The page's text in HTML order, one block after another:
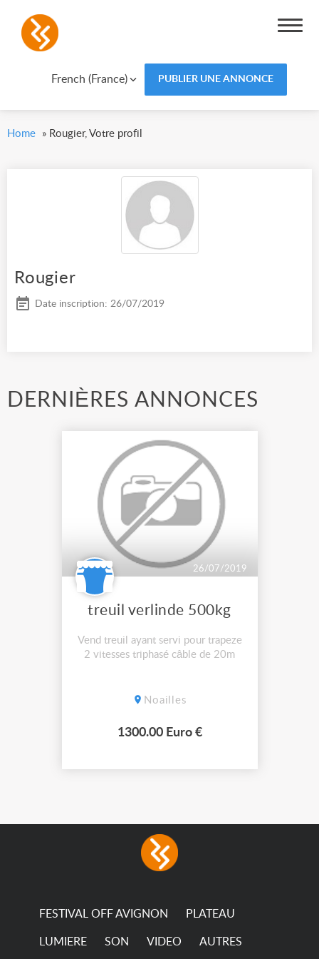
French (France) PUBLIER UNE ANNONCE
Home » Rougier, Votre profil
Rougier
Date inscription: 26/07/2019
DERNIÈRES ANNONCES
26/07/2019
treuil verlinde 500kg
Vend treuil ayant servi pour trapeze
2 vitesses triphasé câble de 20m
Noailles
1300.00 Euro €
FESTIVAL OFF AVIGNON PLATEAU
LUMIERE SON VIDEO AUTRES